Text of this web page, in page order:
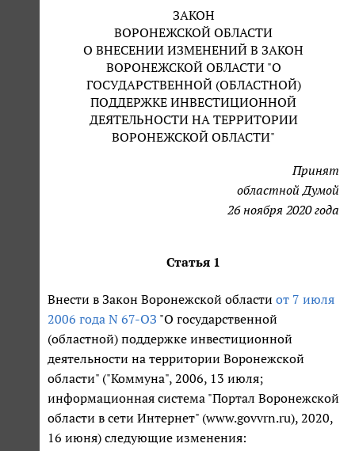
ЗАКОН
ВОРОНЕЖСКОЙ ОБЛАСТИ
О ВНЕСЕНИИ ИЗМЕНЕНИЙ В ЗАКОН
ВОРОНЕЖСКОЙ ОБЛАСТИ "О
ГОСУДАРСТВЕННОЙ (ОБЛАСТНОЙ)
ПОДДЕРЖКЕ ИНВЕСТИЦИОННОЙ
ДЕЯТЕЛЬНОСТИ НА ТЕРРИТОРИИ
ВОРОНЕЖСКОЙ ОБЛАСТИ"
Принят
областной Думой
26 ноября 2020 года
Статья 1
Внести в Закон Воронежской области от 7 июля
2006 года N 67-ОЗ "О государственной
(областной) поддержке инвестиционной
деятельности на территории Воронежской
области" ("Коммуна", 2006, 13 июля;
информационная система "Портал Воронежской
области в сети Интернет" (www.govvrn.ru), 2020,
16 июня) следующие изменения: